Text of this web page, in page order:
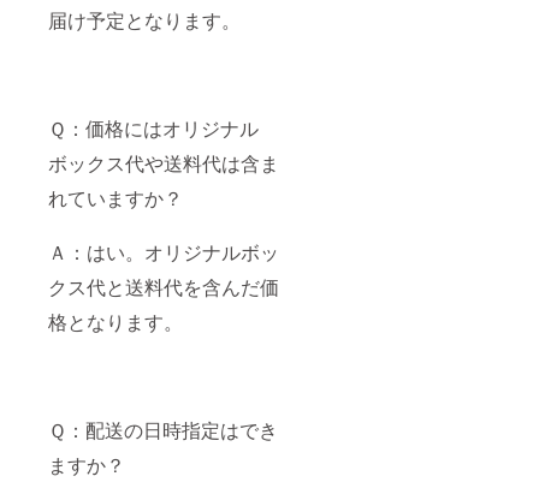
届け予定となります。
Ｑ：価格にはオリジナル
ボックス代や送料代は含ま
れていますか？
Ａ：はい。オリジナルボッ
クス代と送料代を含んだ価
格となります。
Ｑ：配送の日時指定はでき
ますか？